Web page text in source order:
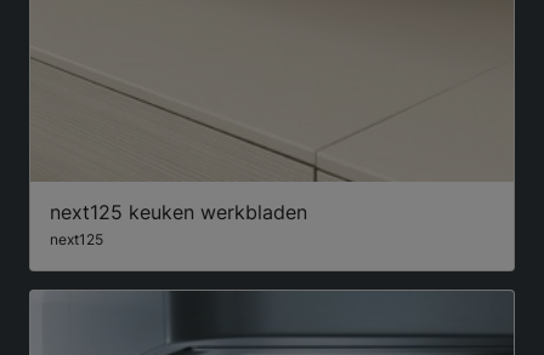
next125 keuken werkbladen
next125